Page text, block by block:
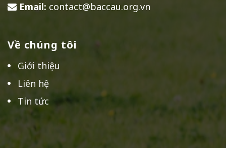
Email: contact@baccau.org.vn
Về chúng tôi
Giới thiệu
Liên hệ
Tin tức